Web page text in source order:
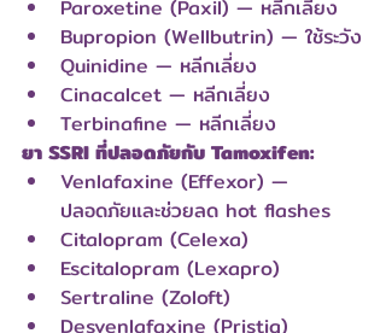
Paroxetine (Paxil) — หลีกเลี่ยง
Bupropion (Wellbutrin) — ใช้ระวัง
Quinidine — หลีกเลี่ยง
Cinacalcet — หลีกเลี่ยง
Terbinafine — หลีกเลี่ยง
ยา SSRI ที่ปลอดภัยกับ Tamoxifen:
Venlafaxine (Effexor) —
ปลอดภัยและช่วยลด hot flashes
Citalopram (Celexa)
Escitalopram (Lexapro)
Sertraline (Zoloft)
Desvenlafaxine (Pristiq)